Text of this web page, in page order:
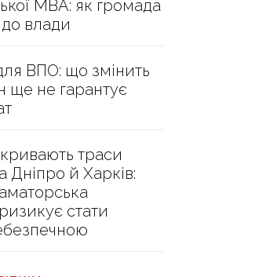
МВА: як громада
влади
ВПО: що змінить
ще не гарантує
траси
Дніпро й Харків:
стати